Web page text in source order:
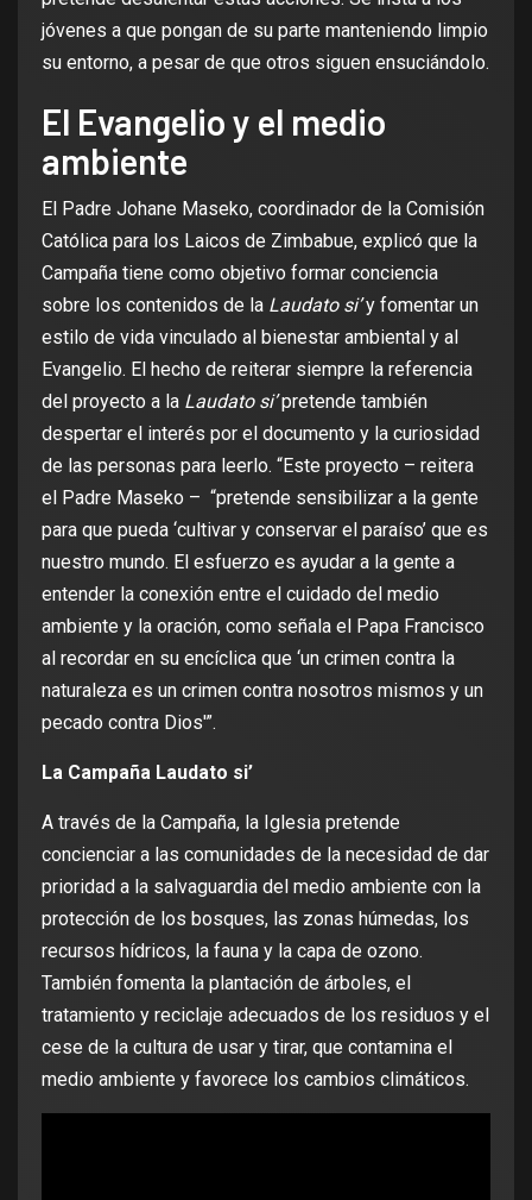
jóvenes a que pongan de su parte manteniendo limpio
su entorno, a pesar de que otros siguen ensuciándolo.
El Evangelio y el medio
ambiente
El Padre Johane Maseko, coordinador de la Comisión
Católica para los Laicos de Zimbabue, explicó que la
Campaña tiene como objetivo formar conciencia
sobre los contenidos de la Laudato si’y fomentar un
estilo de vida vinculado al bienestar ambiental y al
Evangelio. El hecho de reiterar siempre la referencia
del proyecto a la Laudato si’pretende también
despertar el interés por el documento y la curiosidad
de las personas para leerlo. “Este proyecto – reitera
el Padre Maseko – “pretende sensibilizar a la gente
para que pueda ‘cultivar y conservar el paraíso’ que es
nuestro mundo. El esfuerzo es ayudar a la gente a
entender la conexión entre el cuidado del medio
ambiente y la oración, como señala el Papa Francisco
al recordar en su encíclica que ‘un crimen contra la
naturaleza es un crimen contra nosotros mismos y un
pecado contra Dios'”.
La Campaña Laudato si’
A través de la Campaña, la Iglesia pretende
concienciar a las comunidades de la necesidad de dar
prioridad a la salvaguardia del medio ambiente con la
protección de los bosques, las zonas húmedas, los
recursos hídricos, la fauna y la capa de ozono.
También fomenta la plantación de árboles, el
tratamiento y reciclaje adecuados de los residuos y el
cese de la cultura de usar y tirar, que contamina el
medio ambiente y favorece los cambios climáticos.